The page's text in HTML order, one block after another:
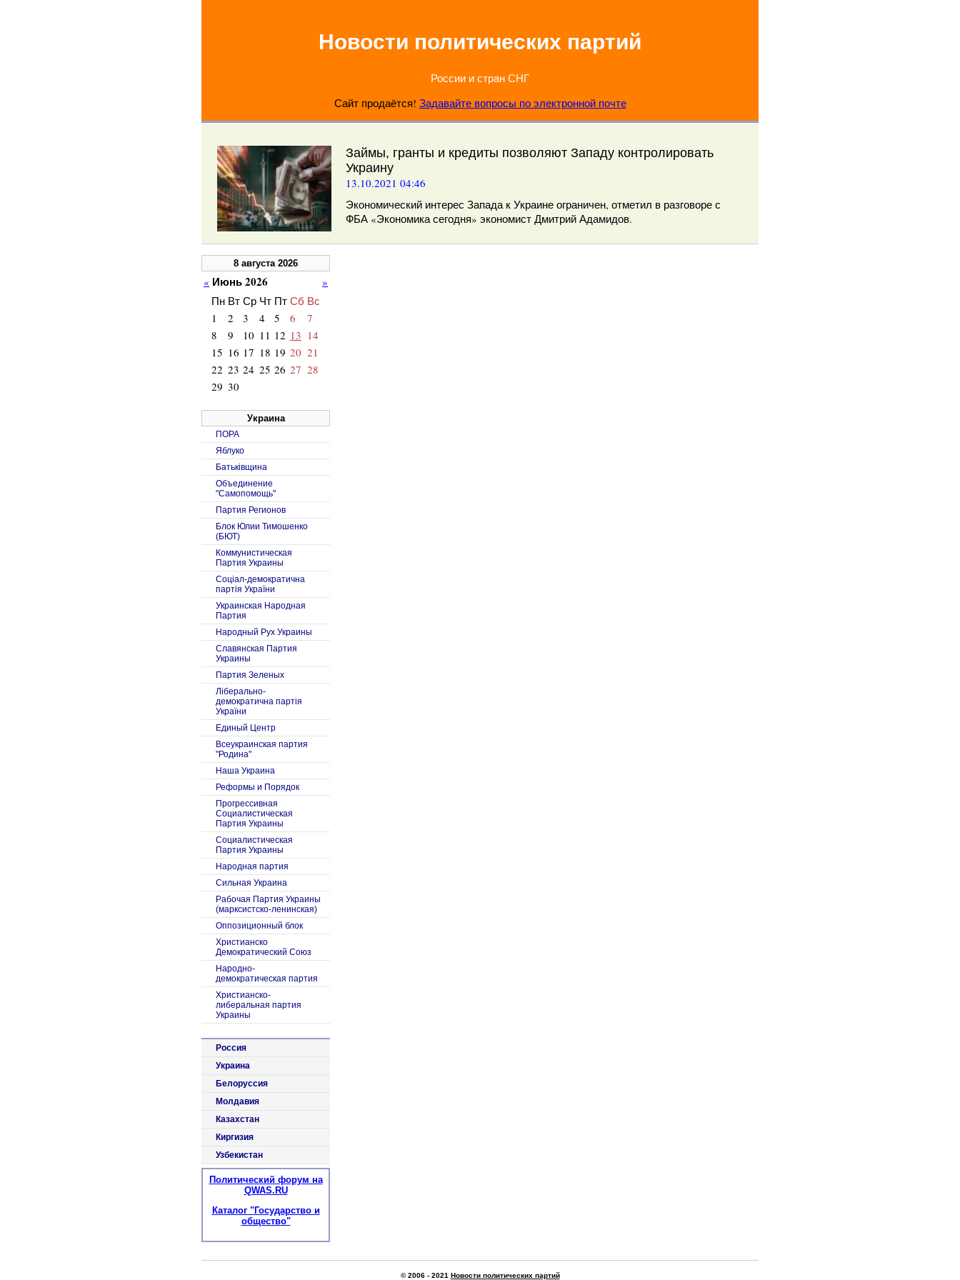
Новости политических партий
России и стран СНГ
Сайт продаётся! Задавайте вопросы по электронной почте
Займы, гранты и кредиты позволяют Западу контролировать
Украину
13.10.2021 04:46
Экономический интерес Запада к Украине ограничен, отметил в разговоре с
ФБА «Экономика сегодня» экономист Дмитрий Адамидов.
8 августа 2026
« Июнь 2026
»
Пн Вт Ср Чт Пт Сб Вс
1
2 3 4 5 6
7
8
9 10 11 12 13 14
15 16 17 18 19 20 21
22 23 24 25 26 27 28
29 30
Украина
ПОРА
Яблуко
Батьківщина
Объединение
"Самопомощь"
Партия Регионов
Блок Юлии Тимошенко
(БЮТ)
Коммунистическая
Партия Украины
Соцiал-демократична
партiя України
Украинская Народная
Партия
Народный Рух Украины
Славянская Партия
Украины
Партия Зеленых
Ліберально-
демократична партія
України
Единый Центр
Всеукраинская партия
"Родина"
Наша Украина
Реформы и Порядок
Прогрессивная
Социалистическая
Партия Украины
Социалистическая
Партия Украины
Народная партия
Сильная Украина
Рабочая Партия Украины
(марксистско-ленинская)
Оппозиционный блок
Христианско
Демократический Союз
Народно-
демократическая партия
Христианско-
либеральная партия
Украины
Россия
Украина
Белоруссия
Молдавия
Казахстан
Киргизия
Узбекистан
Политический форум на
QWAS.RU
Каталог "Государство и
общество"
© 2006 - 2021 Новости политических партий